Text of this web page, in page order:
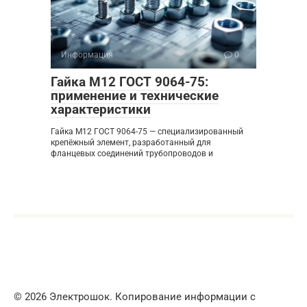
Информация 0
Гайка М12 ГОСТ 9064-75:
применение и технические
характеристики
Гайка М12 ГОСТ 9064-75 — специализированный
крепёжный элемент, разработанный для
фланцевых соединений трубопроводов и
© 2026 Электрошок. Копирование информации с